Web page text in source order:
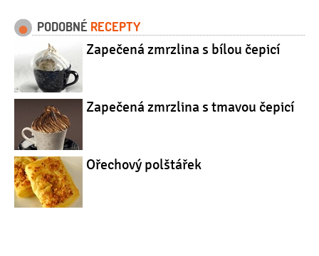
PODOBNÉ RECEPTY
Zapečená zmrzlina s bílou čepicí
Zapečená zmrzlina s tmavou čepicí
Ořechový polštářek